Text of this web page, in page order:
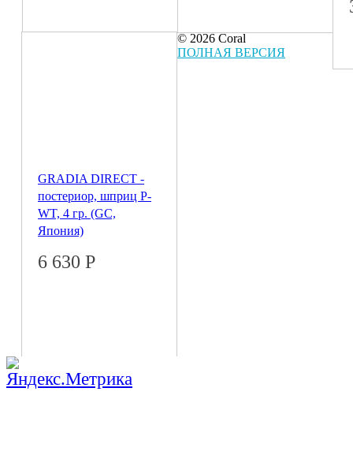
GRADIA DIRECT -
постериор, шприц P-
WT, 4 гр. (GC,
Япония)
6 630 Р
© 2026 Coral
ПОЛНАЯ ВЕРСИЯ